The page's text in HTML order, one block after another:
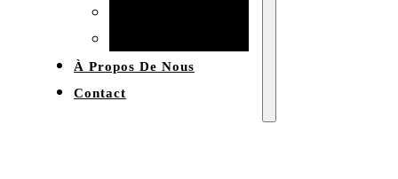
À Propos De Nous
Contact